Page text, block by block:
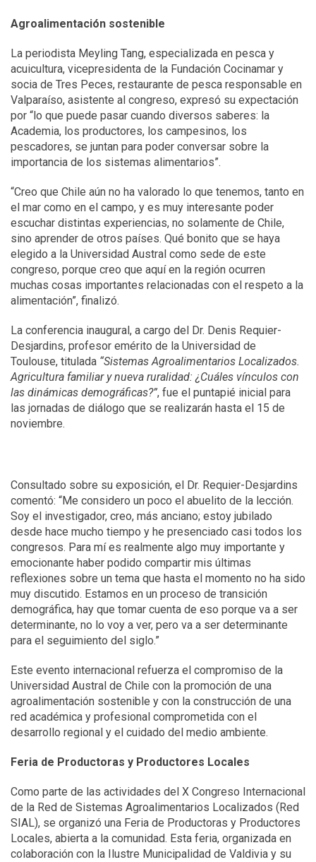
Agroalimentación sostenible
La periodista Meyling Tang, especializada en pesca y
acuicultura, vicepresidenta de la Fundación Cocinamar y
socia de Tres Peces, restaurante de pesca responsable en
Valparaíso, asistente al congreso, expresó su expectación
por “lo que puede pasar cuando diversos saberes: la
Academia, los productores, los campesinos, los
pescadores, se juntan para poder conversar sobre la
importancia de los sistemas alimentarios”.
“Creo que Chile aún no ha valorado lo que tenemos, tanto en
el mar como en el campo, y es muy interesante poder
escuchar distintas experiencias, no solamente de Chile,
sino aprender de otros países. Qué bonito que se haya
elegido a la Universidad Austral como sede de este
congreso, porque creo que aquí en la región ocurren
muchas cosas importantes relacionadas con el respeto a la
alimentación”, finalizó.
La conferencia inaugural, a cargo del Dr. Denis Requier-
Desjardins, profesor emérito de la Universidad de
Toulouse, titulada “Sistemas Agroalimentarios Localizados.
Agricultura familiar y nueva ruralidad: ¿Cuáles vínculos con
las dinámicas demográficas?”, fue el puntapié inicial para
las jornadas de diálogo que se realizarán hasta el 15 de
noviembre.
Consultado sobre su exposición, el Dr. Requier-Desjardins
comentó: “Me considero un poco el abuelito de la lección.
Soy el investigador, creo, más anciano; estoy jubilado
desde hace mucho tiempo y he presenciado casi todos los
congresos. Para mí es realmente algo muy importante y
emocionante haber podido compartir mis últimas
reflexiones sobre un tema que hasta el momento no ha sido
muy discutido. Estamos en un proceso de transición
demográfica, hay que tomar cuenta de eso porque va a ser
determinante, no lo voy a ver, pero va a ser determinante
para el seguimiento del siglo.”
Este evento internacional refuerza el compromiso de la
Universidad Austral de Chile con la promoción de una
agroalimentación sostenible y con la construcción de una
red académica y profesional comprometida con el
desarrollo regional y el cuidado del medio ambiente.
Feria de Productoras y Productores Locales
Como parte de las actividades del X Congreso Internacional
de la Red de Sistemas Agroalimentarios Localizados (Red
SIAL), se organizó una Feria de Productoras y Productores
Locales, abierta a la comunidad. Esta feria, organizada en
colaboración con la Ilustre Municipalidad de Valdivia y su